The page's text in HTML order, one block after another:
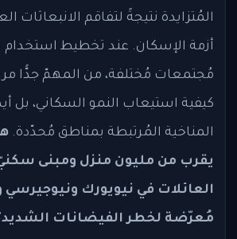
المُتزايدة نتيجةً لتفاقم الانبعاثات
أزمة الإسكان. عند تخطيط استخدام
مُجتمعات مُختلفة، من المهمّ جدًّا
كيفية استيعاب النمو السكاني، بل
المناخية المُرتبطة بمناطق مُحدّدة.
يقرب من مليون منزل ومبنى
العائلات في نيويورك ونيوجيرسي
مُعرّضة لخطر الفيضانات